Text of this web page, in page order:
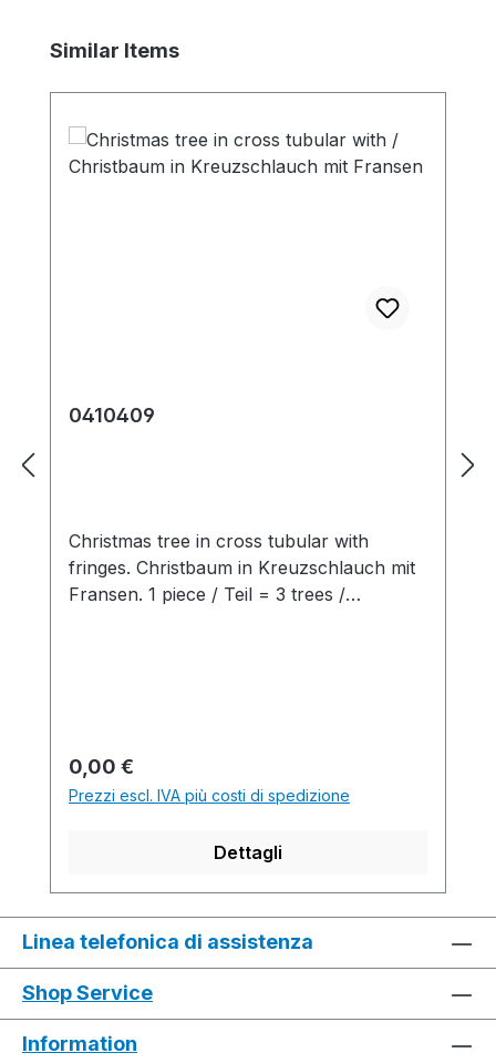
Salta la galleria dei prodotti
Similar Items
0410409
Christmas tree in cross tubular with
fringes. Christbaum in Kreuzschlauch mit
Fransen. 1 piece / Teil = 3 trees /
.............................................................Yarn
quality and carrier overview / Garn- und
Prezzo normale:
0,00 €
Prezzi escl. IVA più costi di spedizione
Dettagli
Linea telefonica di assistenza
Shop Service
Information